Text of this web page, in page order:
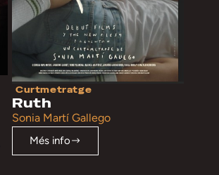
Curtmetratge
Ruth
Sonia Martí Gallego
Més info